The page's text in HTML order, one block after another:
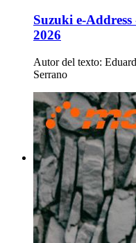
Suzuki e-
2026
Autor del texto:
Serrano